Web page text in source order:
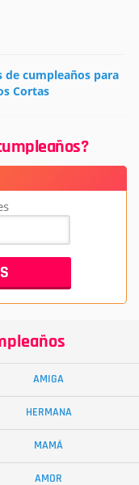
de cumpleaños para
Cortas
AMIGA
HERMANA
MAMÁ
AMOR